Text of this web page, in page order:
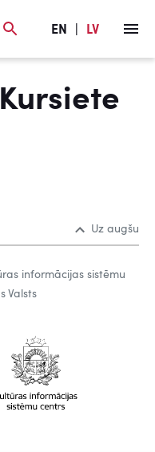
EN LV
Uz augšu
informācijas sistēmu
Valsts